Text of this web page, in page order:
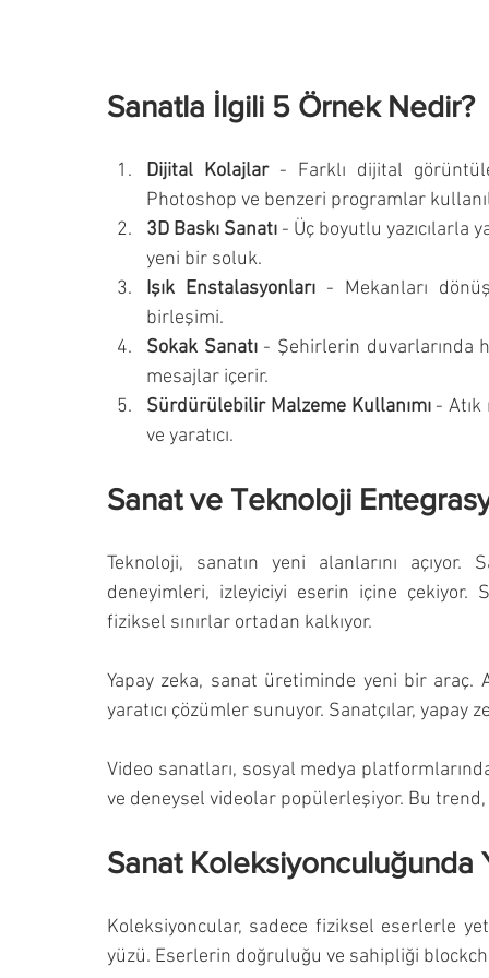
Sanatla İlgili 5 Örnek Nedir?
Dijital Kolajlar - Farklı dijital
Photoshop ve benzeri programlar
3D Baskı Sanatı - Üç boyutlu yazıcılarla
yeni bir soluk.
Işık Enstalasyonları - Mekanları
birleşimi.
Sokak Sanatı - Şehirlerin duvarlarında
mesajlar içerir.
Sürdürülebilir Malzeme Kullanımı - Atık
ve yaratıcı.
Sanat ve Teknoloji
Teknoloji, sanatın yeni alanlarını açıyor.
deneyimleri, izleyiciyi eserin içine
fiziksel sınırlar ortadan kalkıyor.
Yapay zeka, sanat üretiminde yeni bir araç.
yaratıcı çözümler sunuyor. Sanatçılar,
Video sanatları, sosyal medya
ve deneysel videolar popülerleşiyor. Bu trend,
Sanat Koleksiyonculuğunda
Koleksiyoncular, sadece fiziksel eserlerle
yüzü. Eserlerin doğruluğu ve sahipliği